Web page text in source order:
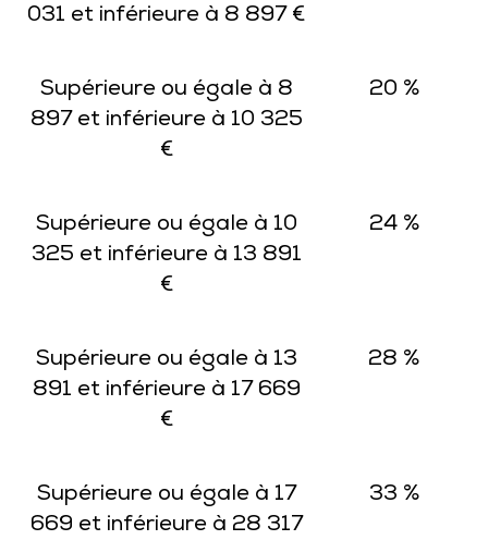
031 et inférieure à 8 897 €
Supérieure ou égale à 8
897 et inférieure à 10 325
€
20 %
Supérieure ou égale à 10
325 et inférieure à 13 891
€
24 %
Supérieure ou égale à 13
891 et inférieure à 17 669
€
28 %
Supérieure ou égale à 17
669 et inférieure à 28 317
33 %